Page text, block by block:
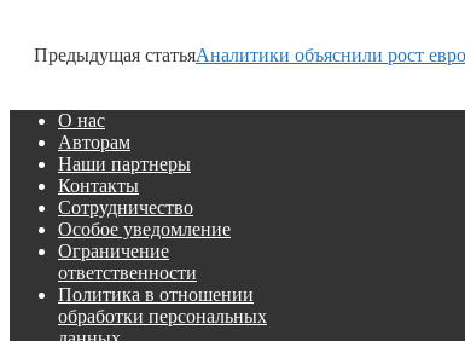
Предыдущая статьяАналитики объяснили рост евро
О нас
Авторам
Наши партнеры
Контакты
Сотрудничество
Особое уведомление
Ограничение
ответственности
Политика в отношении
обработки персональных